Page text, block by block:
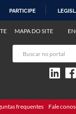
PARTICIPE
MAPA DO SITE
frequentes Fale